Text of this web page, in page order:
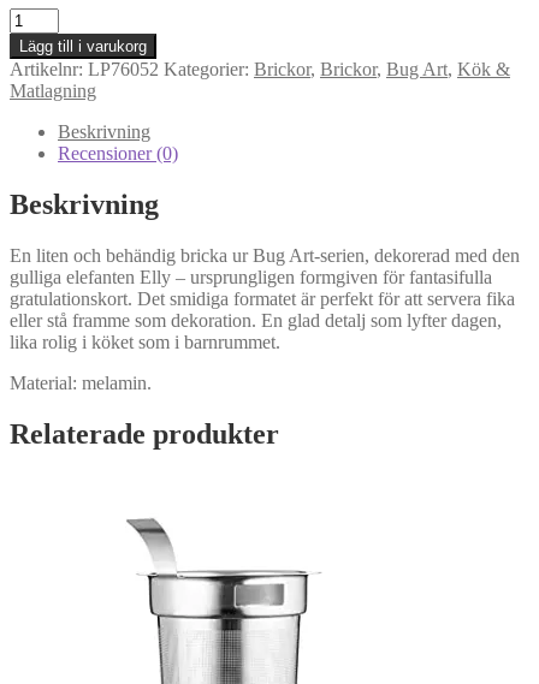
Bug
Art
Elly
Elephant
liten
bricka
mängd
Lägg till i varukorg
Artikelnr: LP76052 Kategorier: Brickor, Brickor, Bug Art, Kök &
Matlagning
Beskrivning
Recensioner (0)
Beskrivning
En liten och behändig bricka ur Bug Art-serien, dekorerad med den
gulliga elefanten Elly – ursprungligen formgiven för fantasifulla
gratulationskort. Det smidiga formatet är perfekt för att servera fika
eller stå framme som dekoration. En glad detalj som lyfter dagen,
lika rolig i köket som i barnrummet.
Material: melamin.
Relaterade produkter